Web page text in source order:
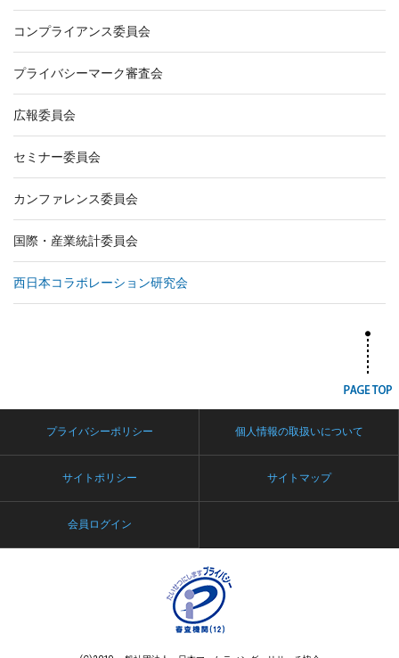
コンプライアンス委員会
プライバシーマーク審査会
広報委員会
セミナー委員会
カンファレンス委員会
国際・産業統計委員会
西日本コラボレーション研究会
プライバシーポリシー 個人情報の取扱いについて
サイトポリシー サイトマップ
会員ログイン